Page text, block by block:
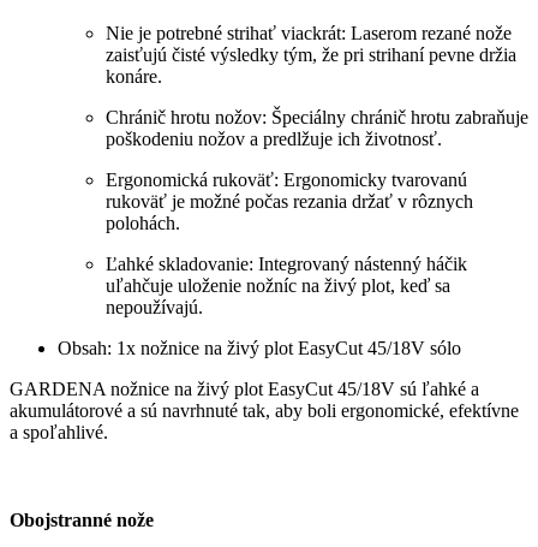
Nie je potrebné strihať viackrát: Laserom rezané nože
zaisťujú čisté výsledky tým, že pri strihaní pevne držia
konáre.
Chránič hrotu nožov: Špeciálny chránič hrotu zabraňuje
poškodeniu nožov a predlžuje ich životnosť.
Ergonomická rukoväť: Ergonomicky tvarovanú
rukoväť je možné počas rezania držať v rôznych
polohách.
Ľahké skladovanie: Integrovaný nástenný háčik
uľahčuje uloženie nožníc na živý plot, keď sa
nepoužívajú.
Obsah: 1x nožnice na živý plot EasyCut 45/18V sólo
GARDENA nožnice na živý plot EasyCut 45/18V sú ľahké a
akumulátorové a sú navrhnuté tak, aby boli ergonomické, efektívne
a spoľahlivé.
Obojstranné nože